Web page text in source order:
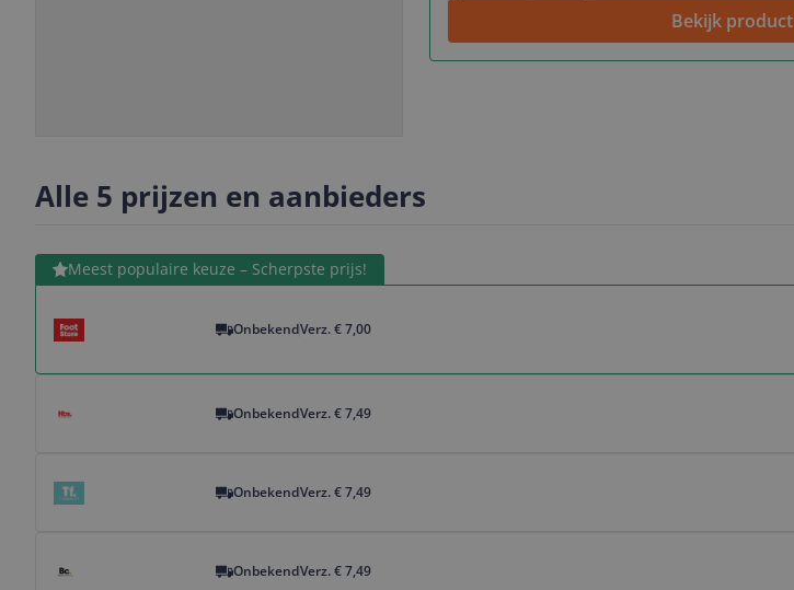
Bekijk product
Alle 5 prijzen en aanbieders
Meest populaire keuze – Scherpste prijs!
OnbekendVerz. € 7,00
Bekijk product
OnbekendVerz. € 7,49
OnbekendVerz. € 7,49
OnbekendVerz. € 7,49